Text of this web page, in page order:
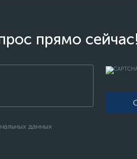
прямо сейчас!
данных